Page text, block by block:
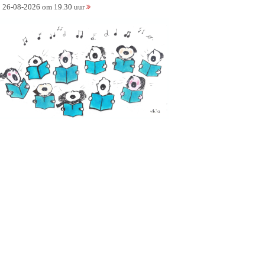
26-08-2026 om 19.30 uur